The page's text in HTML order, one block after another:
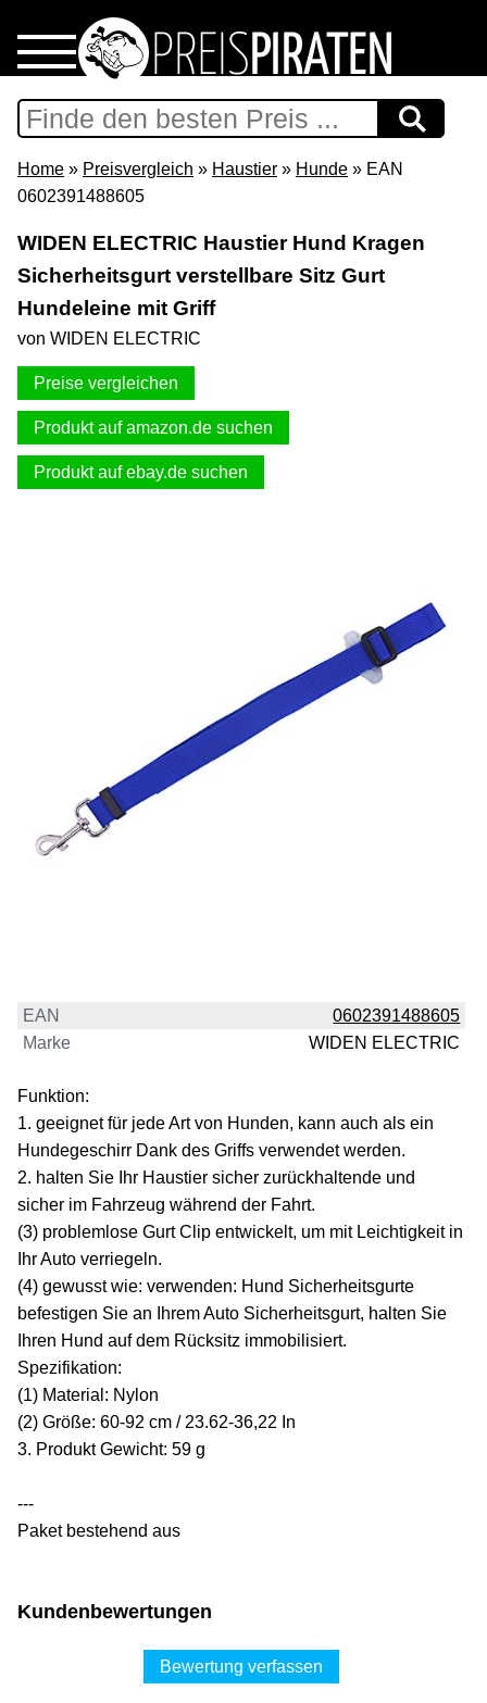
Home
Download
Support & Newsletter
Presse
Datenschutz
Impressum
Home » Preisvergleich » Haustier » Hunde » EAN
0602391488605
WIDEN ELECTRIC Haustier Hund Kragen
Sicherheitsgurt verstellbare Sitz Gurt
Hundeleine mit Griff
von WIDEN ELECTRIC
Preise vergleichen
Produkt auf amazon.de suchen
Produkt auf ebay.de suchen
EAN
0602391488605
Marke
WIDEN ELECTRIC
Funktion:
1. geeignet für jede Art von Hunden, kann auch als ein
Hundegeschirr Dank des Griffs verwendet werden.
2. halten Sie Ihr Haustier sicher zurückhaltende und
sicher im Fahrzeug während der Fahrt.
(3) problemlose Gurt Clip entwickelt, um mit Leichtigkeit in
Ihr Auto verriegeln.
(4) gewusst wie: verwenden: Hund Sicherheitsgurte
befestigen Sie an Ihrem Auto Sicherheitsgurt, halten Sie
Ihren Hund auf dem Rücksitz immobilisiert.
Spezifikation:
(1) Material: Nylon
(2) Größe: 60-92 cm / 23.62-36,22 In
3. Produkt Gewicht: 59 g
---
Paket bestehend aus
Kundenbewertungen
Bewertung verfassen